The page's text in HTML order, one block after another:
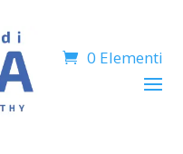
0 Elementi